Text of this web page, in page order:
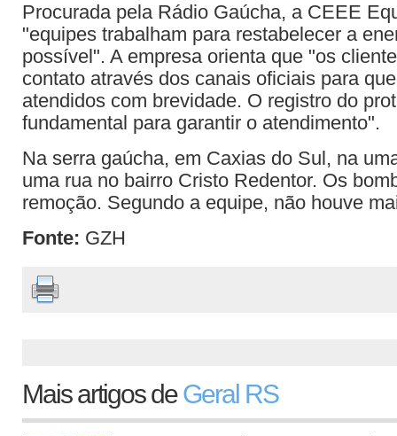
Procurada pela Rádio Gaúcha, a CEEE
"equipes trabalham para restabelecer a
possível". A empresa orienta que "os
contato através dos canais oficiais para
atendidos com brevidade. O registro do
fundamental para garantir o atendimento".
Na serra gaúcha, em Caxias do Sul, na
uma rua no bairro Cristo Redentor. Os
remoção. Segundo a equipe, não houve
Fonte: GZH
Mais artigos deGeral RS